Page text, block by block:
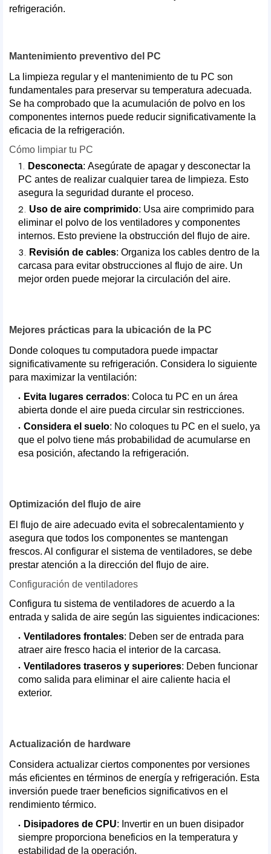
refrigeración.
Mantenimiento preventivo del PC
La limpieza regular y el mantenimiento de tu PC son
fundamentales para preservar su temperatura adecuada.
Se ha comprobado que la acumulación de polvo en los
componentes internos puede reducir significativamente la
eficacia de la refrigeración.
Cómo limpiar tu PC
Desconecta: Asegúrate de apagar y desconectar la
PC antes de realizar cualquier tarea de limpieza. Esto
asegura la seguridad durante el proceso.
Uso de aire comprimido: Usa aire comprimido para
eliminar el polvo de los ventiladores y componentes
internos. Esto previene la obstrucción del flujo de aire.
Revisión de cables: Organiza los cables dentro de la
carcasa para evitar obstrucciones al flujo de aire. Un
mejor orden puede mejorar la circulación del aire.
Mejores prácticas para la ubicación de la PC
Donde coloques tu computadora puede impactar
significativamente su refrigeración. Considera lo siguiente
para maximizar la ventilación:
Evita lugares cerrados: Coloca tu PC en un área
abierta donde el aire pueda circular sin restricciones.
Considera el suelo: No coloques tu PC en el suelo, ya
que el polvo tiene más probabilidad de acumularse en
esa posición, afectando la refrigeración.
Optimización del flujo de aire
El flujo de aire adecuado evita el sobrecalentamiento y
asegura que todos los componentes se mantengan
frescos. Al configurar el sistema de ventiladores, se debe
prestar atención a la dirección del flujo de aire.
Configuración de ventiladores
Configura tu sistema de ventiladores de acuerdo a la
entrada y salida de aire según las siguientes indicaciones:
Ventiladores frontales: Deben ser de entrada para
atraer aire fresco hacia el interior de la carcasa.
Ventiladores traseros y superiores: Deben funcionar
como salida para eliminar el aire caliente hacia el
exterior.
Actualización de hardware
Considera actualizar ciertos componentes por versiones
más eficientes en términos de energía y refrigeración. Esta
inversión puede traer beneficios significativos en el
rendimiento térmico.
Disipadores de CPU: Invertir en un buen disipador
siempre proporciona beneficios en la temperatura y
estabilidad de la operación.